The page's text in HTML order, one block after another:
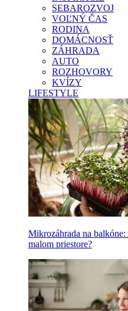
SEBAROZVOJ
VOĽNÝ ČAS
RODINA
DOMÁCNOSŤ
ZÁHRADA
AUTO
ROZHOVORY
KVÍZY
LIFESTYLE
Mikrozáhrada na
malom priestore?